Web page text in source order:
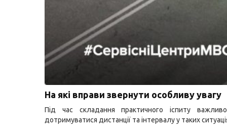
На які вправи звернути особливу увагу
Під час складання практичного іспиту
дотримуватися дистанції та інтервалу у таких